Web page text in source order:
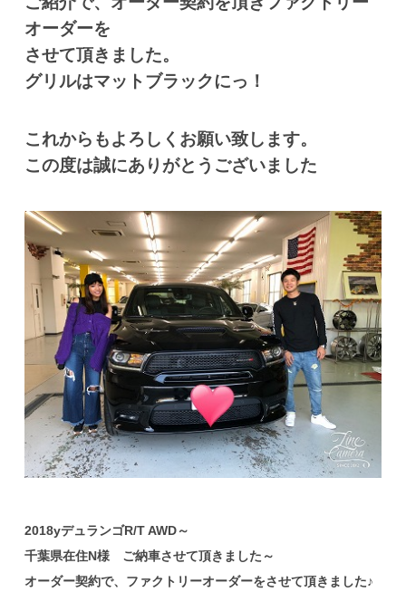
オーダーを
させて頂きました。
グリルはマットブラックにっ！
これからもよろしくお願い致します。
この度は誠にありがとうございました
2018yデュランゴR/T AWD～
千葉県在住N様 ご納車させて頂きました～
オーダー契約で、ファクトリーオーダーをさせて頂きました♪